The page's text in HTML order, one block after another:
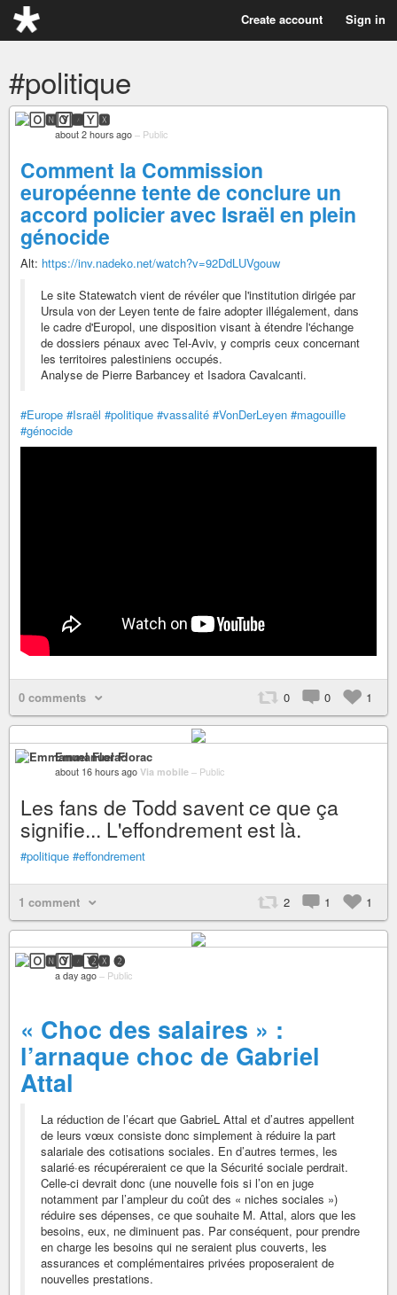
Create account Sign in
#politique
🄾🅽🅈🆇
about 2 hours ago – Public
Comment la Commission
européenne tente de conclure un
accord policier avec Israël en plein
génocide
Alt: https://inv.nadeko.net/watch?v=92DdLUVgouw
Le site Statewatch vient de révéler que l'institution dirigée par
Ursula von der Leyen tente de faire adopter illégalement, dans
le cadre d'Europol, une disposition visant à étendre l'échange
de dossiers pénaux avec Tel-Aviv, y compris ceux concernant
les territoires palestiniens occupés.
Analyse de Pierre Barbancey et Isadora Cavalcanti.
#Europe #Israël #politique #vassalité #VonDerLeyen #magouille
#génocide
0 comments 0 0 1
Emmanuel Florac
about 16 hours ago Via mobile – Public
Les fans de Todd savent ce que ça
signifie... L'effondrement est là.
#politique #effondrement
1 comment 2 1 1
🄾🅽🅈🆇 ❷
a day ago – Public
« Choc des salaires » :
l’arnaque choc de Gabriel
Attal
La réduction de l’écart que GabrieL Attal et d’autres appellent
de leurs vœux consiste donc simplement à réduire la part
salariale des cotisations sociales. En d’autres termes, les
salarié·es récupéreraient ce que la Sécurité sociale perdrait.
Celle-ci devrait donc (une nouvelle fois si l’on en juge
notamment par l’ampleur du coût des « niches sociales »)
réduire ses dépenses, ce que souhaite M. Attal, alors que les
besoins, eux, ne diminuent pas. Par conséquent, pour prendre
en charge les besoins qui ne seraient plus couverts, les
assurances et complémentaires privées proposeraient de
nouvelles prestations.